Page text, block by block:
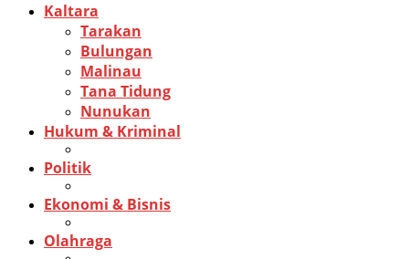
Kaltara
Tarakan
Bulungan
Malinau
Tana Tidung
Nunukan
Hukum & Kriminal
Politik
Ekonomi & Bisnis
Olahraga